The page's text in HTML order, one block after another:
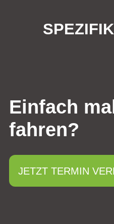
Einfach
fahren?
JETZT TERMIN